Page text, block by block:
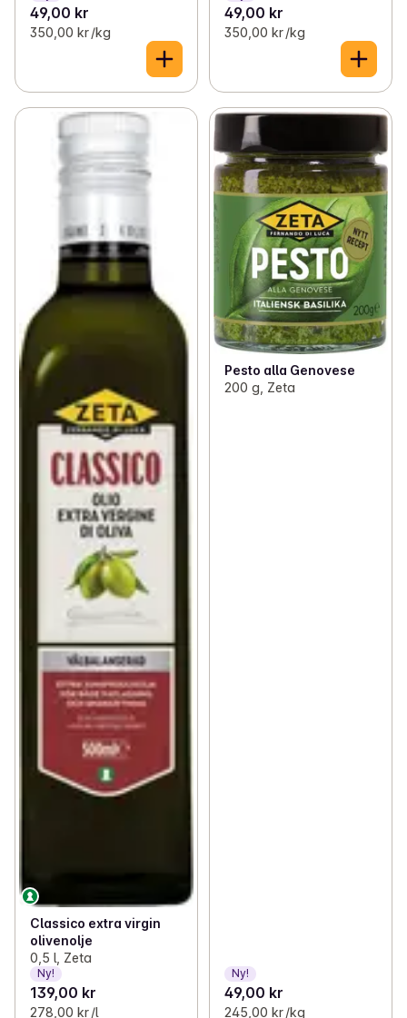
49,00 kr
350,00 kr /kg
49,00 kr
350,00 kr /kg
Classico extra virgin
olivenolje
0,5 l, Zeta
Ny!
139,00 kr
278,00 kr /l
Pesto alla Genovese
200 g, Zeta
Ny!
49,00 kr
245,00 kr /kg